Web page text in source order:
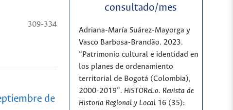
309-334
de
consultado/mes
Adriana-María Suárez-Mayorga y
Vasco Barbosa-Brandão. 2023.
“Patrimonio cultural e identidad en
los planes de ordenamiento
territorial de Bogotá (Colombia),
2000-2019”. HiSTOReLo. Revista de
Historia Regional y Local16 (35):